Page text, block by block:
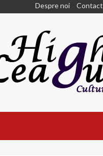
Despre noi Contact